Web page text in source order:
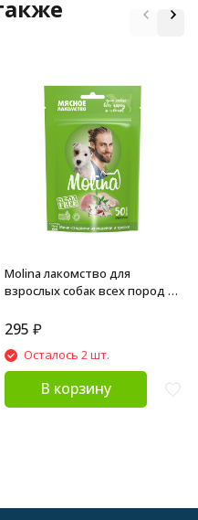
Molina лакомство для
взрослых собак всех пород и
индейки и трески" - 50 г
295 ₽
Осталось 2 шт.
В корзину